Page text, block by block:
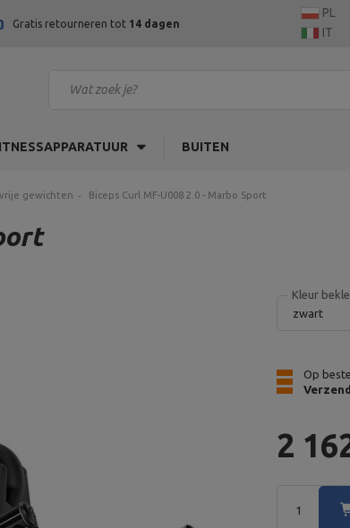
Gratis retourneren tot 14 dagen
PL
IT
BUITEN
gewichten Biceps Curl MF-U008 2.0 - Marbo Sport
Kleur
zwart
Op
2